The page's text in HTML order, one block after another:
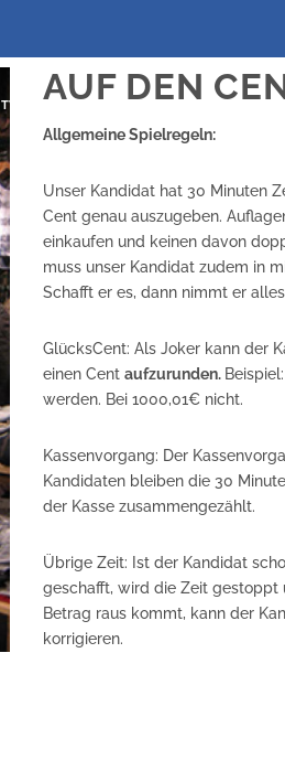
TV-FORMATEAUF DEN
Allgemeine Spielregeln:
Unser Kandidat hat 30 Minuten
Cent genau auszugeben.
einkaufen und keinen davon
muss unser Kandidat zudem in
Schafft er es, dann nimmt er
GlücksCent: Als Joker kann der
einen Cent aufzurunden.
werden. Bei 1000,01€ nicht.
Kassenvorgang: Der
Kandidaten bleiben die 30
der Kasse zusammengezählt.
Übrige Zeit: Ist der Kandidat
geschafft, wird die Zeit gestoppt
Betrag raus kommt, kann der
korrigieren.